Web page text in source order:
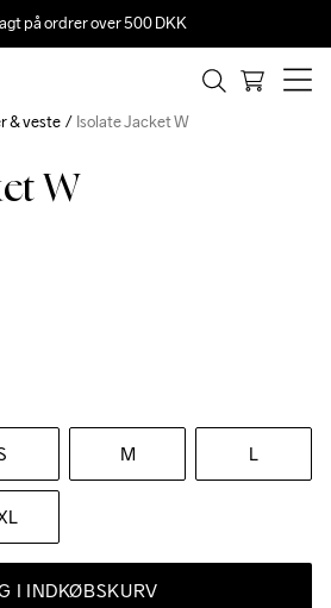
på ordrer over 500 DKK
W
M L
I INDKØBSKURV
& veste Isolate Jacket W